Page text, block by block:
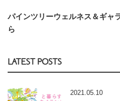
パインツリーウェルネス＆ギャ
ら
LATEST POSTS
2021.05.10